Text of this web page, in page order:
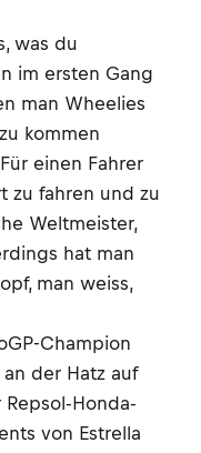
was du
im ersten Gang
man Wheelies
kommen
einen Fahrer
zu fahren und zu
Weltmeister,
hat man
man weiss,
Champion
der Hatz auf
Honda-
von Estrella